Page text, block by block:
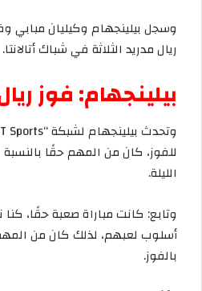
وسجلبيلينجهام وكيليانمبابي
ريالمدريد الثلاثة فيشباكأتالانتا.
بيلينجهام:فوز
وتحدثبيلينجهام لشبكة“TNT Sports”:
للفوز، كانمن المهمحقًا بالنسبة
الليلة.
وتابع: كانتمباراةصعبةحقًا، كنا
أسلوب لعبهم، لذلك كانمن
بالفوز.